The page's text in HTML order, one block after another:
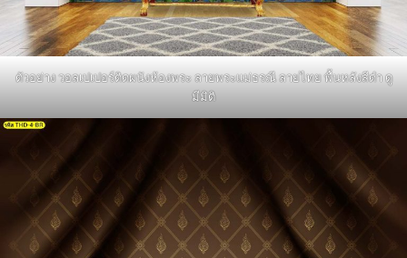
ตัวอย่าง วอลเปเปอร์ติดผนังห้องพระ ลายพระแม่ธรณี ลายไทย พื้นหลังสีดำ ดู
มีมิติ